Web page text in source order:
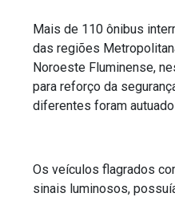
Mais de 110 ônibus
das regiões
Noroeste Fluminense,
para reforço da
diferentes foram
Os veículos flagrados
sinais luminosos,